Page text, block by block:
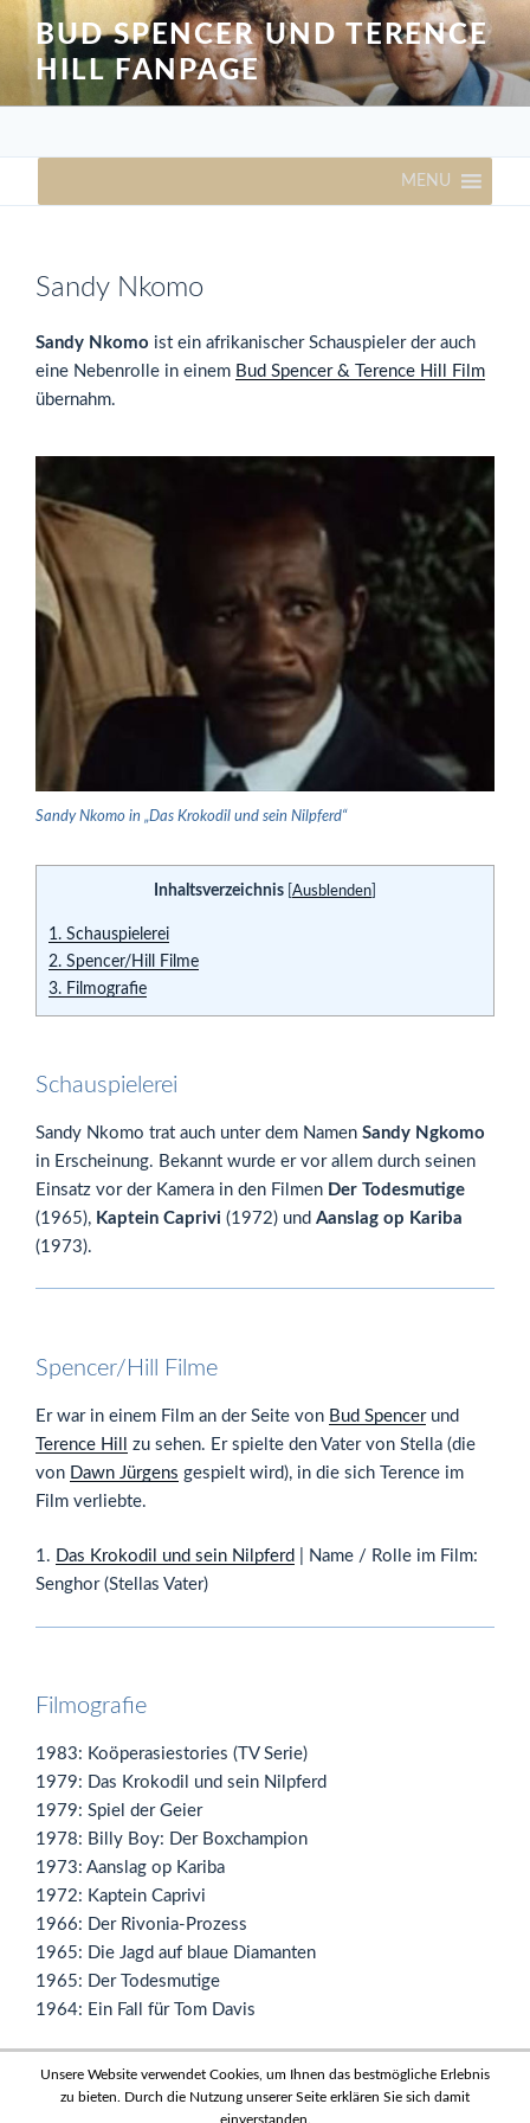
Inhalt
springen
BUD SPENCER UND TERENCE
HILL FANPAGE
MENU
Sandy Nkomo
Sandy Nkomo ist ein afrikanischer Schauspieler der auch
eine Nebenrolle in einem Bud Spencer & Terence Hill Film
übernahm.
Sandy Nkomo in „Das Krokodil und sein Nilpferd“
Inhaltsverzeichnis Ausblenden
1. Schauspielerei
2. Spencer/Hill Filme
3. Filmografie
Schauspielerei
Sandy Nkomo trat auch unter dem Namen Sandy Ngkomo
in Erscheinung. Bekannt wurde er vor allem durch seinen
Einsatz vor der Kamera in den Filmen Der Todesmutige
(1965), Kaptein Caprivi (1972) und Aanslag op Kariba
(1973).
Spencer/Hill Filme
Er war in einem Film an der Seite von Bud Spencerund
Terence Hill
zu sehen. Er spielte den Vater von Stella (die
von
Dawn Jürgens gespielt wird), in die sich Terence im
Film verliebte.
1. Das Krokodil und sein Nilpferd | Name / Rolle im Film:
Senghor (Stellas Vater)
Filmografie
1983: Koöperasiestories (TV Serie)
1979: Das Krokodil und sein Nilpferd
1979: Spiel der Geier
1978: Billy Boy: Der Boxchampion
1973: Aanslag op Kariba
1972: Kaptein Caprivi
1966: Der Rivonia-Prozess
1965: Die Jagd auf blaue Diamanten
1965: Der Todesmutige
1964: Ein Fall für Tom Davis
Unsere Website verwendet Cookies, um Ihnen das bestmögliche Erlebnis
zu bieten. Durch die Nutzung unserer Seite erklären Sie sich damit
einverstanden.